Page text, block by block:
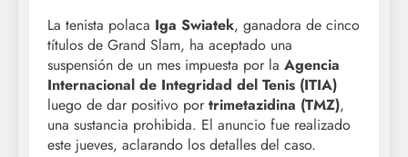
La tenista polaca Iga Swiatek, ganadora de cinco
títulos de Grand Slam, ha aceptado una
suspensión de un mes impuesta por la Agencia
Internacional de Integridad del Tenis (ITIA)
luego de dar positivo por trimetazidina (TMZ),
una sustancia prohibida. El anuncio fue realizado
este jueves, aclarando los detalles del caso.